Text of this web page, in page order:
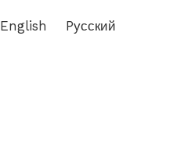
English Pусский